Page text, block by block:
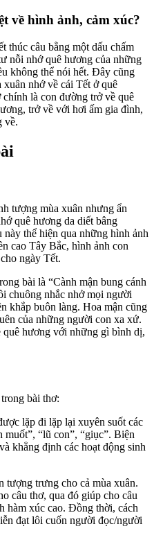
về hình ảnh, cảm xúc?
thúc câu bằng một dấu chấm
nỗi nhớ quê hương của những
không thể nói hết. Đây cũng
nhớ về cái Tết ở quê
là con đường trở về quê
trở về với hơi ấm gia đình,
về.
tượng mùa xuân nhưng ẩn
quê hương da diết bâng
thể hiện qua những hình ảnh
cao Tây Bắc, hình ảnh con
ngày Tết.
bài là “Cành mận bung cánh
chuông nhắc nhở mọi người
khắp buôn làng. Hoa mận cũng
của những người con xa xứ.
hương với những gì bình dị,
bài thơ:
lặp đi lặp lại xuyên suốt các
muốt”, “lũ con”, “giục”. Biện
khẳng định các hoạt động sinh
tượng trưng cho cả mùa xuân.
câu thơ, qua đó giúp cho câu
hàm xúc cao. Đồng thời, cách
đạt lôi cuốn người đọc/người